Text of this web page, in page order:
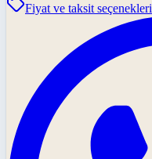
Fiyat ve taksit seçenekleri